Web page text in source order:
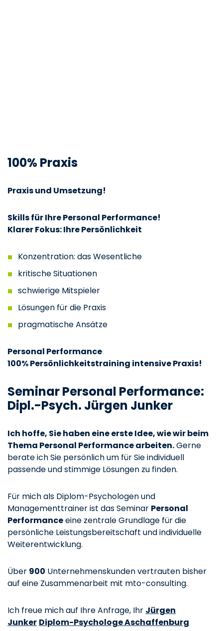
100% Praxis
Praxis und Umsetzung!
Skills für Ihre Personal Performance!
Klarer Fokus: Ihre Persönlichkeit
Konzentration: das Wesentliche
kritische Situationen
schwierige Mitspieler
Lösungen für die Praxis
pragmatische Ansätze
Personal Performance
100% Persönlichkeitstraining intensive Praxis!
Seminar Personal Performance:
Dipl.-Psych. Jürgen Junker
Ich hoffe, Sie haben eine erste Idee, wie wir beim
Thema Personal Performance arbeiten.Gerne
berate ich Sie persönlich um für Sie individuell
passende und stimmige Lösungen zu finden.
Für mich als Diplom-Psychologen und
Managementtrainer ist das Seminar Personal
Performanceeine zentrale Grundlage für die
persönliche Leistungsbereitschaft und individuelle
Weiterentwicklung.
Über 900 Unternehmenskunden vertrauten bisher
auf eine Zusammenarbeit mit mto-consulting.
Ich freue mich auf Ihre Anfrage, Ihr Jürgen
Junker Diplom-Psychologe Aschaffenburg